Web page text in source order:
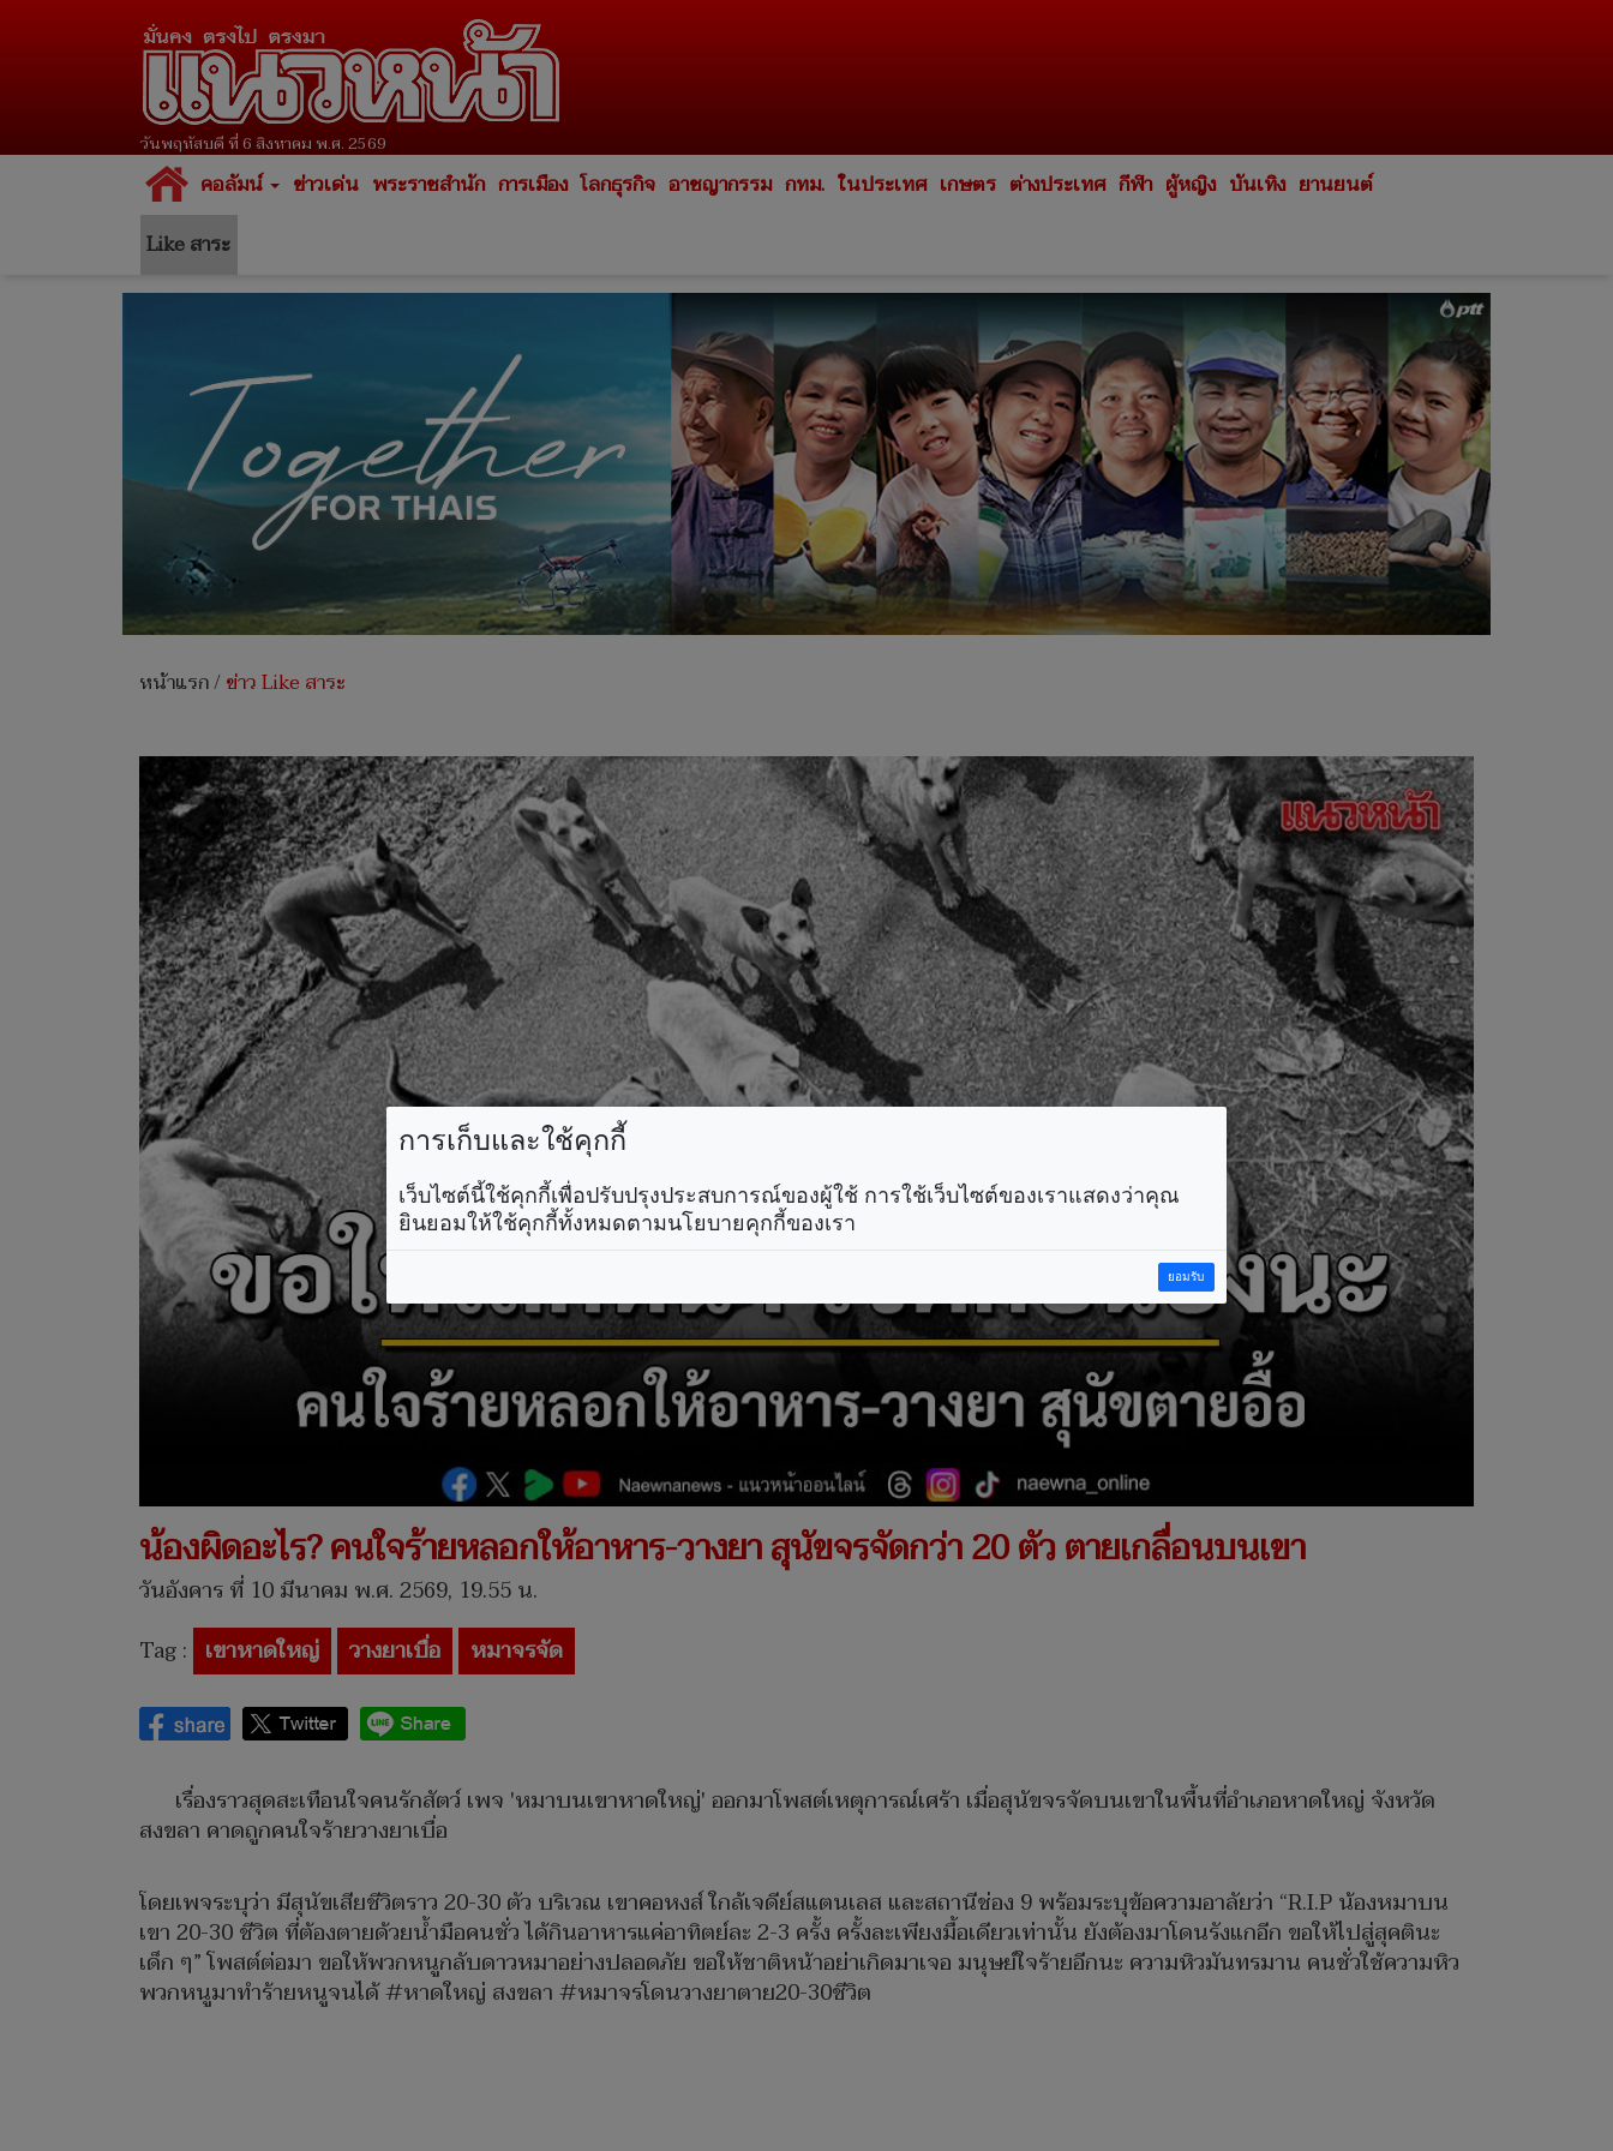
วันพฤหัสบดี ที่ 6 สิงหาคม พ.ศ. 2569
คอลัมน์ ข่าวเด่น พระราชสำนัก การเมือง โลกธุรกิจ อาชญากรรม กทม. ในประเทศ เกษตร ต่างประเทศ กีฬา ผู้หญิง บันเทิง ยานยนต์
Like สาระ
หน้าแรก/ข่าว Like สาระ
น้องผิดอะไร? คนใจร้ายหลอกให้อาหาร-วางยา สุนัขจรจัดกว่า 20 ตัว ตายเกลื่อนบนเขา
วันอังคาร ที่ 10 มีนาคม พ.ศ. 2569, 19.55 น.
Tag : เขาหาดใหญ่ วางยาเบื่อ หมาจรจัด
เรื่องราวสุดสะเทือนใจคนรักสัตว์ เพจ 'หมาบนเขาหาดใหญ่' ออกมาโพสต์เหตุการณ์เศร้า เมื่อสุนัขจรจัดบนเขาในพื้นที่อำเภอหาดใหญ่ จังหวัด
สงขลา คาดถูกคนใจร้ายวางยาเบื่อ
โดยเพจระบุว่า มีสุนัขเสียชีวิตราว 20-30 ตัว บริเวณ เขาคอหงส์ ใกล้เจดีย์สแตนเลส และสถานีช่อง 9 พร้อมระบุข้อความอาลัยว่า “R.I.P น้องหมาบน
เขา 20-30 ชีวิต ที่ต้องตายด้วยน้ำมือคนชั่ว ได้กินอาหารแค่อาทิตย์ละ 2-3 ครั้ง ครั้งละเพียงมื้อเดียวเท่านั้น ยังต้องมาโดนรังแกอีก ขอให้ไปสู่สุคตินะ
เด็ก ๆ” โพสต์ต่อมา ขอให้พวกหนูกลับดาวหมาอย่างปลอดภัย ขอให้ชาติหน้าอย่าเกิดมาเจอ มนุษย์ใจร้ายอีกนะ ความหิวมันทรมาน คนชั่วใช้ความหิว
พวกหนูมาทำร้ายหนูจนได้ #หาดใหญ่ สงขลา #หมาจรโดนวางยาตาย20-30ชีวิต
การเก็บและใช้คุกกี้
เว็บไซต์นี้ใช้คุกกี้เพื่อปรับปรุงประสบการณ์ของผู้ใช้ การใช้เว็บไซต์ของเราแสดงว่าคุณ
ยินยอมให้ใช้คุกกี้ทั้งหมดตามนโยบายคุกกี้ของเรา
ยอมรับ